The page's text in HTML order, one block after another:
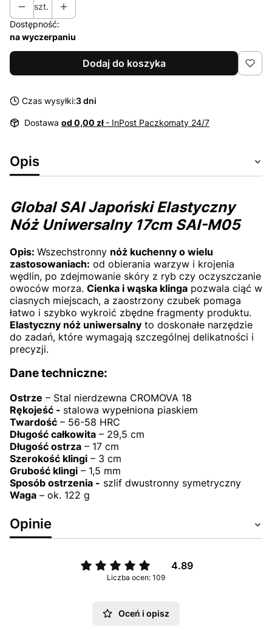
szt.
Dostępność:
na wyczerpaniu
Dodaj do koszyka
Czas wysyłki:3 dni
Dostawa od 0,00 zł - InPost Paczkomaty 24/7
Opis
Global SAI Japoński Elastyczny
Nóż Uniwersalny 17cm SAI-M05
Opis: Wszechstronny nóż kuchenny o wielu
zastosowaniach: od obierania warzyw i krojenia
wędlin, po zdejmowanie skóry z ryb czy oczyszczanie
owoców morza. Cienka i wąska klinga pozwala ciąć w
ciasnych miejscach, a zaostrzony czubek pomaga
łatwo i szybko wykroić zbędne fragmenty produktu.
Elastyczny nóż uniwersalny to doskonałe narzędzie
do zadań, które wymagają szczególnej delikatności i
precyzji.
Dane techniczne:
Ostrze – Stal nierdzewna CROMOVA 18
Rękojeść - stalowa wypełniona piaskiem
Twardość – 56-58 HRC
Długość całkowita – 29,5 cm
Długość ostrza – 17 cm
Szerokość klingi – 3 cm
Grubość klingi – 1,5 mm
Sposób ostrzenia - szlif dwustronny symetryczny
Waga – ok. 122 g
Opinie
4.89
Liczba ocen: 109
Oceń i opisz